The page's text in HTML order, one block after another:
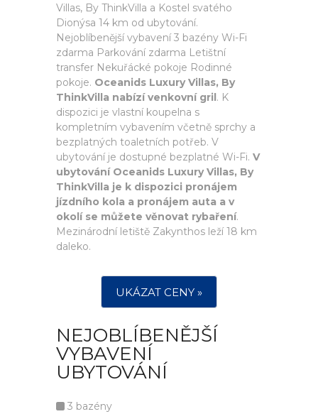
Villas, By ThinkVilla a Kostel svatého
Dionýsa 14 km od ubytování.
Nejoblíbenější vybavení 3 bazény Wi-Fi
zdarma Parkování zdarma Letištní
transfer Nekuřácké pokoje Rodinné
pokoje. Oceanids Luxury Villas, By
ThinkVilla nabízí venkovní gril. K
dispozici je vlastní koupelna s
kompletním vybavením včetně sprchy a
bezplatných toaletních potřeb. V
ubytování je dostupné bezplatné Wi-Fi. V
ubytování Oceanids Luxury Villas, By
ThinkVilla je k dispozici pronájem
jízdního kola a pronájem auta a v
okolí se můžete věnovat rybaření.
Mezinárodní letiště Zakynthos leží 18 km
daleko.
UKÁZAT CENY »
NEJOBLÍBENĚJŠÍ
VYBAVENÍ
UBYTOVÁNÍ
3 bazény